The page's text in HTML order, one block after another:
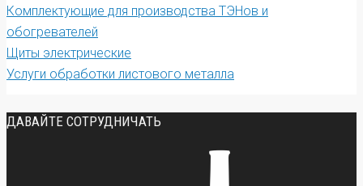
Комплектующие для производства ТЭНов и
обогревателей
Щиты электрические
Услуги обработки листового металла
ДАВАЙТЕ СОТРУДНИЧАТЬ